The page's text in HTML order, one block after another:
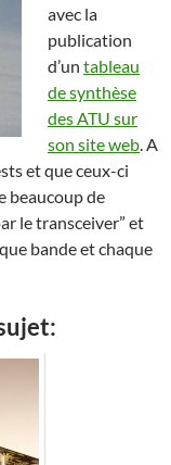
avec la
publication
d’un tableau
de synthèse
des ATU sur
son site web. A
et que ceux-ci
beaucoup de
le transceiver” et
bande et chaque